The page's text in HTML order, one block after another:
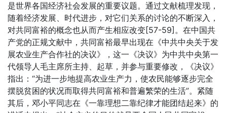
是世界各国经济社会发展的重要议题。通过文献梳理发现，
随着经济发展、时代进步，对它们关系的讨论的不断深入，
对共同富裕的概念也从而产生相应改变[57-59]。在中国共
产党的正规文献中，共同富裕最早出现在《中共中央关于发
展农业生产合作社的决议》，这一《决议》为中共中央第一
代领导人毛主席所主持、起草，并参与重要修改，《决议》
指出：“为进一步地提高农业生产力，使农民能够逐步完全
摆脱贫困的状况而取得共同富裕和普遍繁荣的生活”。紧随
其后，邓小平同志在《一靠理想二靠纪律才能团结起来》的